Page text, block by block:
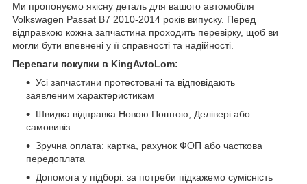
Ми пропонуємо якісну деталь для вашого автомобіля
Volkswagen Passat B7 2010-2014 років випуску. Перед
відправкою кожна запчастина проходить перевірку, щоб ви
могли бути впевнені у її справності та надійності.
Переваги покупки в KingAvtoLom:
Усі запчастини протестовані та відповідають
заявленим характеристикам
Швидка відправка Новою Поштою, Делівері або
самовивіз
Зручна оплата: картка, рахунок ФОП або часткова
передоплата
Допомога у підборі: за потреби підкажемо сумісність